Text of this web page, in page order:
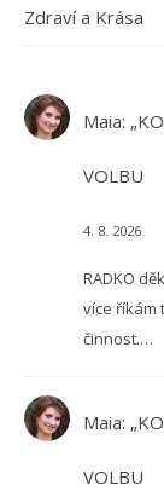
Zdraví a Krása
Maia:
VOLBU
4. 8. 2026
RADKO
více říkám
činnost.…
Maia:
VOLBU